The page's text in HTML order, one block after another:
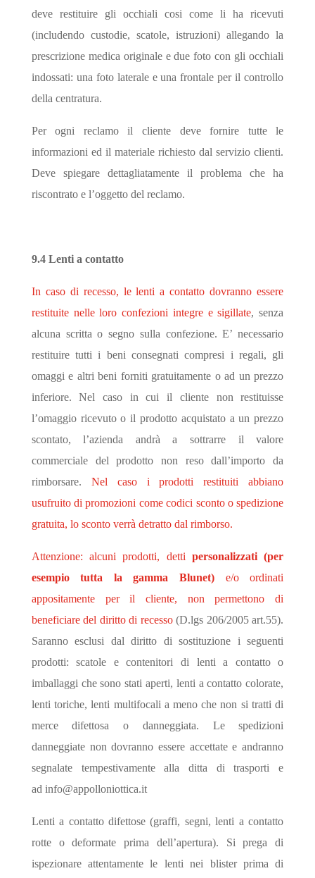
deve restituire gli occhiali cosi come li ha ricevuti
(includendo custodie, scatole, istruzioni) allegando la
prescrizione medica originale e due foto con gli occhiali
indossati: una foto laterale e una frontale per il controllo
della centratura.
Per ogni reclamo il cliente deve fornire tutte le
informazioni ed il materiale richiesto dal servizio clienti.
Deve spiegare dettagliatamente il problema che ha
riscontrato e l’oggetto del reclamo.
9.4 Lenti a contatto
In caso di recesso, le lenti a contatto dovranno essere
restituite nelle loro confezioni integre e sigillate, senza
alcuna scritta o segno sulla confezione. E’ necessario
restituire tutti i beni consegnati compresi i regali, gli
omaggi e altri beni forniti gratuitamente o ad un prezzo
inferiore. Nel caso in cui il cliente non restituisse
l’omaggio ricevuto o il prodotto acquistato a un prezzo
scontato, l’azienda andrà a sottrarre il valore
commerciale del prodotto non reso dall’importo da
rimborsare. Nel caso i prodotti restituiti abbiano
usufruito di promozioni come codici sconto o spedizione
gratuita, lo sconto verrà detratto dal rimborso.
Attenzione: alcuni prodotti, detti personalizzati (per
esempio tutta la gamma Blunet) e/o ordinati
appositamente per il cliente, non permettono di
beneficiare del diritto di recesso(D.lgs 206/2005 art.55).
Saranno esclusi dal diritto di sostituzione i seguenti
prodotti: scatole e contenitori di lenti a contatto o
imballaggi che sono stati aperti, lenti a contatto colorate,
lenti toriche, lenti multifocali a meno che non si tratti di
merce difettosa o danneggiata. Le spedizioni
danneggiate non dovranno essere accettate e andranno
segnalate tempestivamente alla ditta di trasporti e
ad info@appolloniottica.it
Lenti a contatto difettose (graffi, segni, lenti a contatto
rotte o deformate prima dell’apertura). Si prega di
ispezionare attentamente le lenti nei blister prima di